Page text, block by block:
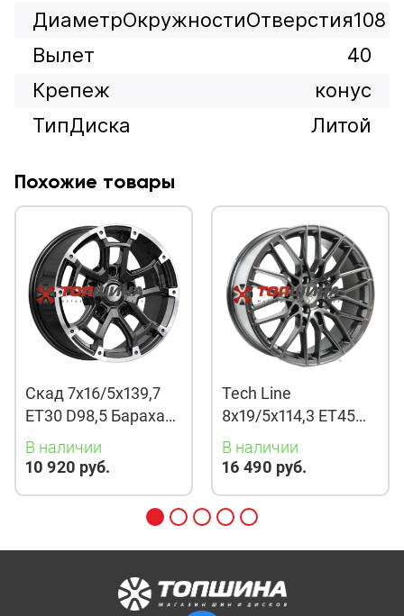
ДиаметрОкружностиОтверстия108
Вылет
40
Крепеж
конус
ТипДиска
Литой
Похожие товары
Скад 7x16/5x139,7
ET30 D98,5 Барахас
(КЛ378) Алмаз
В наличии
10 920 руб.
Tech Line
8x19/5x114,3 ET45
D67,1 901 BMG
В наличии
16 490 руб.